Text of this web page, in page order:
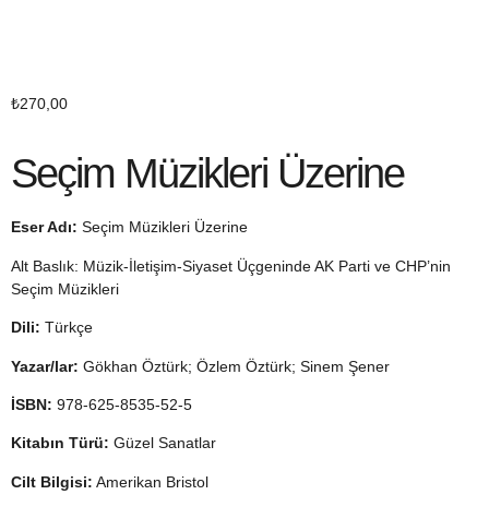
₺270,00
Seçim Müzikleri Üzerine
Eser Adı: Seçim Müzikleri Üzerine
Alt Baslık: Müzik-İletişim-Siyaset Üçgeninde AK Parti ve CHP’nin
Seçim Müzikleri
Dili: Türkçe
Yazar/lar: Gökhan Öztürk; Özlem Öztürk; Sinem Şener
İSBN: 978-625-8535-52-5
Kitabın Türü: Güzel Sanatlar
Cilt Bilgisi: Amerikan Bristol